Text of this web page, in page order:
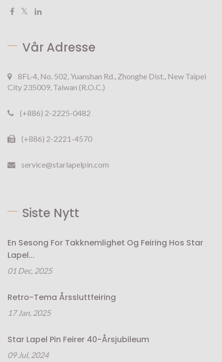
Vår Adresse
8FL-4, No. 502, Yuanshan Rd., Zhonghe Dist., New Taipei
City 235009, Taiwan (R.O.C.)
(+886) 2-2225-0482
(+886) 2-2221-4570
service@starlapelpin.com
Siste Nytt
En Sesong For Takknemlighet Og Feiring Hos Star
Lapel...
01 Dec, 2025
Retro-Tema Årssluttfeiring
17 Jan, 2025
Star Lapel Pin Feirer 40-Årsjubileum
09 Jul, 2024